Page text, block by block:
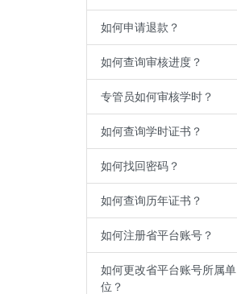
如何申请退款？
如何查询审核进度？
专管员如何审核学时？
如何查询学时证书？
如何找回密码？
如何查询历年证书？
如何注册省平台账号？
如何更改省平台账号所属单
位？